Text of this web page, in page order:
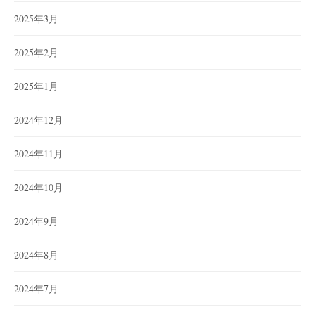
2025年3月
2025年2月
2025年1月
2024年12月
2024年11月
2024年10月
2024年9月
2024年8月
2024年7月